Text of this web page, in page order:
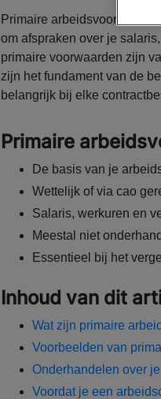
Primaire
om afspraken over je
primaire voorwaarden zijn
zijn het fundament van de
belangrijk bij elke
Primaire
De basis van je
Wettelijk of via cao
Salaris, werkuren en
Meestal niet
Essentieel bij het
Inhoud van dit
Wat zijn primaire
Voorbeelden van
Onderhandelen over
Voordat je een